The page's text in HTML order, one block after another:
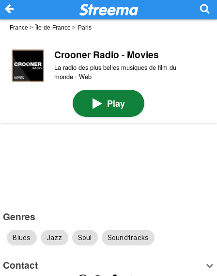
France > Île-de-France > Paris
Crooner Radio - Movies
La radio des plus belles musiques de film du
monde · Web
Play
Genres
Blues Jazz Soul Soundtracks
Contact